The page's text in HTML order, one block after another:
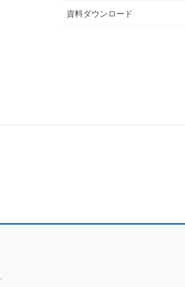
資料ダウンロード